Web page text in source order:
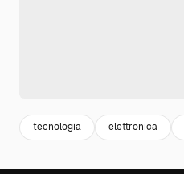
tecnologia elettronica